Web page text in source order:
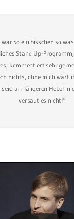
so ein bisschen so
Stand Up-
kommentiert sehr
nichts, ohne mich wärt
am längeren Hebel in
versaut es nicht!“